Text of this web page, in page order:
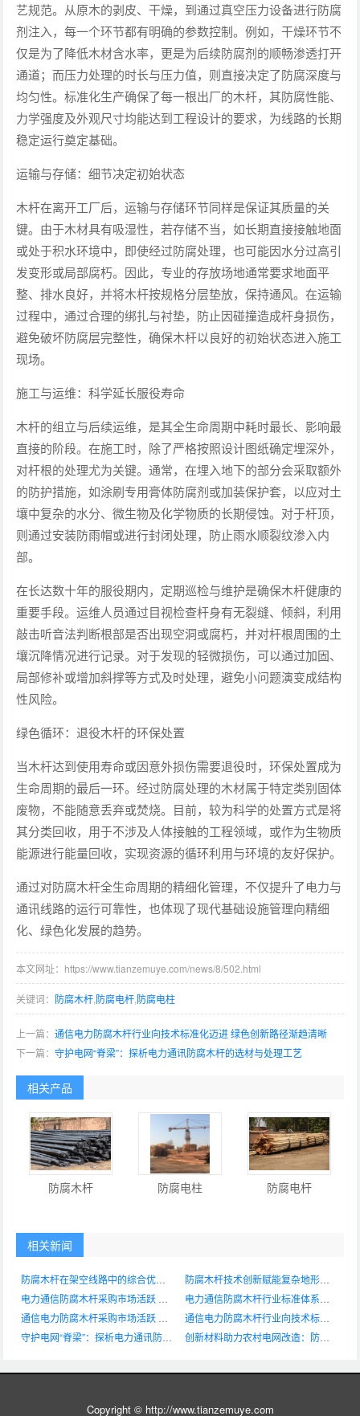
艺规范。从原木的剥皮、干燥，到通过真空压力设备进行防腐
剂注入，每一个环节都有明确的参数控制。例如，干燥环节不
仅是为了降低木材含水率，更是为后续防腐剂的顺畅渗透打开
通道；而压力处理的时长与压力值，则直接决定了防腐深度与
均匀性。标准化生产确保了每一根出厂的木杆，其防腐性能、
力学强度及外观尺寸均能达到工程设计的要求，为线路的长期
稳定运行奠定基础。
运输与存储：细节决定初始状态
木杆在离开工厂后，运输与存储环节同样是保证其质量的关
键。由于木材具有吸湿性，若存储不当，如长期直接接触地面
或处于积水环境中，即使经过防腐处理，也可能因水分过高引
发变形或局部腐朽。因此，专业的存放场地通常要求地面平
整、排水良好，并将木杆按规格分层垫放，保持通风。在运输
过程中，通过合理的绑扎与衬垫，防止因碰撞造成杆身损伤，
避免破坏防腐层完整性，确保木杆以良好的初始状态进入施工
现场。
施工与运维：科学延长服役寿命
木杆的组立与后续运维，是其全生命周期中耗时最长、影响最
直接的阶段。在施工时，除了严格按照设计图纸确定埋深外，
对杆根的处理尤为关键。通常，在埋入地下的部分会采取额外
的防护措施，如涂刷专用膏体防腐剂或加装保护套，以应对土
壤中复杂的水分、微生物及化学物质的长期侵蚀。对于杆顶，
则通过安装防雨帽或进行封闭处理，防止雨水顺裂纹渗入内
部。
在长达数十年的服役期内，定期巡检与维护是确保木杆健康的
重要手段。运维人员通过目视检查杆身有无裂缝、倾斜，利用
敲击听音法判断根部是否出现空洞或腐朽，并对杆根周围的土
壤沉降情况进行记录。对于发现的轻微损伤，可以通过加固、
局部修补或增加斜撑等方式及时处理，避免小问题演变成结构
性风险。
绿色循环：退役木杆的环保处置
当木杆达到使用寿命或因意外损伤需要退役时，环保处置成为
生命周期的最后一环。经过防腐处理的木材属于特定类别固体
废物，不能随意丢弃或焚烧。目前，较为科学的处置方式是将
其分类回收，用于不涉及人体接触的工程领域，或作为生物质
能源进行能量回收，实现资源的循环利用与环境的友好保护。
通过对防腐木杆全生命周期的精细化管理，不仅提升了电力与
通讯线路的运行可靠性，也体现了现代基础设施管理向精细
化、绿色化发展的趋势。
本文网址：https://www.tianzemuye.com/news/8/502.html
关键词： 防腐木杆 防腐电杆 防腐电柱
上一篇：通信电力防腐木杆行业向技术标准化迈进 绿色创新路径渐趋清晰
下一篇：守护电网“脊梁”：探析电力通讯防腐木杆的选材与处理工艺
相关产品
防腐木杆 防腐电柱 防腐电杆
相关新闻
Copyright © http://www.tianzemuye.com